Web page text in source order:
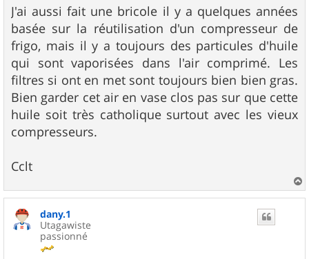
g
e
J'ai aussi fait une bricole il y a quelques années
basée sur la réutilisation d'un compresseur de
frigo, mais il y a toujours des particules d'huile
qui sont vaporisées dans l'air comprimé. Les
filtres si ont en met sont toujours bien bien gras.
Bien garder cet air en vase clos pas sur que cette
huile soit très catholique surtout avec les vieux
compresseurs.
Cclt
a
dany.1
Utagawiste
passionné